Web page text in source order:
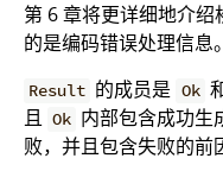
第 6 章将更详细地介绍
的是编码错误处理信息。
Result 的成员是 Ok
且 Ok 内部包含成功生
败，并且包含失败的前